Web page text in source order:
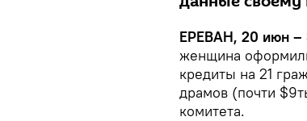
ЕРЕВАН, 20 июн –
женщина
кредиты на 21
драмов (почти
комитета.